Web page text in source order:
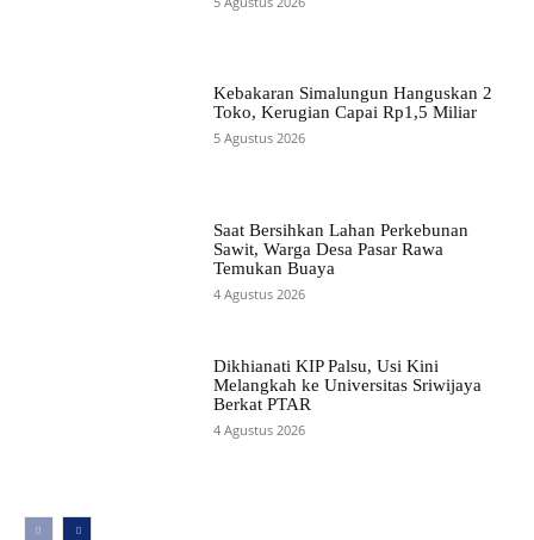
Kebakaran Simalungun Hanguskan 2
Toko, Kerugian Capai Rp1,5 Miliar
5 Agustus 2026
Saat Bersihkan Lahan Perkebunan
Sawit, Warga Desa Pasar Rawa
Temukan Buaya
4 Agustus 2026
Dikhianati KIP Palsu, Usi Kini
Melangkah ke Universitas Sriwijaya
Berkat PTAR
4 Agustus 2026